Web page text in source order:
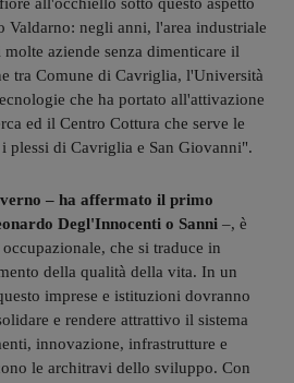
Valdarno: negli anni, l'area industriale
aziende senza dimenticare il
tra Comune di Cavriglia, l'Università
che ha portato all'attivazione
ed il Centro Cottura che serve le
plessi di Cavriglia e San Giovanni".
– ha affermato il primo
Degl'Innocenti o Sanni –, è
che si traduce in
della qualità della vita. In un
imprese e istituzioni dovranno
e rendere attrattivo il sistema
innovazione, infrastrutture e
le architravi dello sviluppo. Con